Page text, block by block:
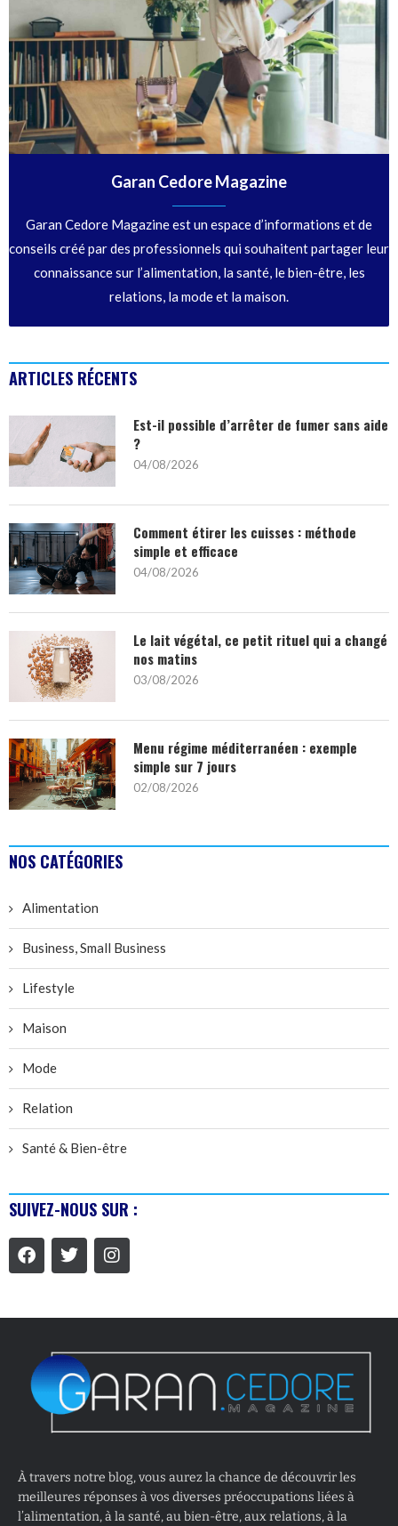
Garan Cedore Magazine
Garan Cedore Magazine est un espace d’informations et de
conseils créé par des professionnels qui souhaitent partager leur
connaissance sur l’alimentation, la santé, le bien-être, les
relations, la mode et la maison.
ARTICLES RÉCENTS
Est-il possible d’arrêter de fumer sans aide
?
04/08/2026
Comment étirer les cuisses : méthode
simple et efficace
04/08/2026
Le lait végétal, ce petit rituel qui a changé
nos matins
03/08/2026
Menu régime méditerranéen : exemple
simple sur 7 jours
02/08/2026
NOS CATÉGORIES
Alimentation
Business, Small Business
Lifestyle
Maison
Mode
Relation
Santé & Bien-être
SUIVEZ-NOUS SUR :
À travers notre blog, vous aurez la chance de découvrir les
meilleures réponses à vos diverses préoccupations liées à
l’alimentation, à la santé, au bien-être, aux relations, à la